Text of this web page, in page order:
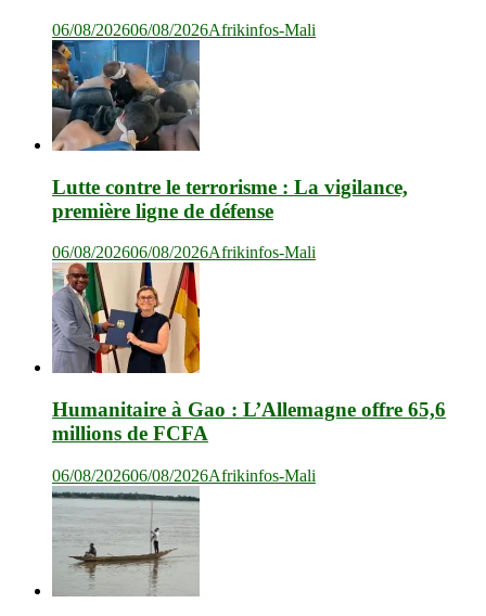
06/08/202606/08/2026Afrikinfos-Mali
Lutte contre le terrorisme : La vigilance,
première ligne de défense
06/08/202606/08/2026Afrikinfos-Mali
Humanitaire à Gao : L’Allemagne offre 65,6
millions de FCFA
06/08/202606/08/2026Afrikinfos-Mali